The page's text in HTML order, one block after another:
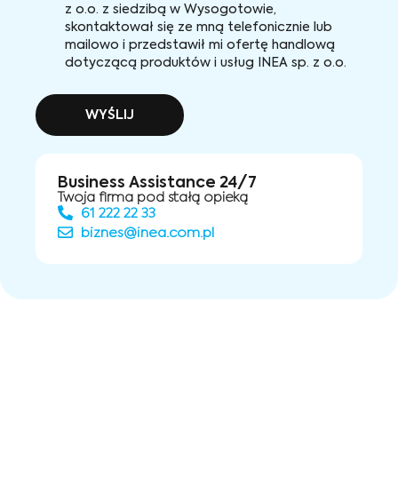
z o.o. z siedzibą w Wysogotowie,
skontaktował się ze mną telefonicznie lub
mailowo i przedstawił mi ofertę handlową
dotyczącą produktów i usług INEA sp. z o.o.
WYŚLIJ
Business Assistance 24/7
Twoja firma pod stałą opieką
61 222 22 33
biznes@inea.com.pl